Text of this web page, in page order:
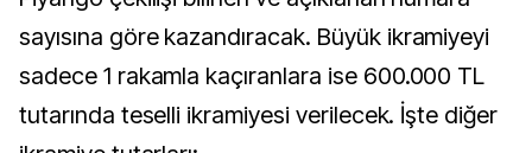
sayısına göre kazandıracak. Büyük ikramiyeyi
sadece 1 rakamla kaçıranlara ise 600.000 TL
tutarında teselli ikramiyesi verilecek. İşte diğer